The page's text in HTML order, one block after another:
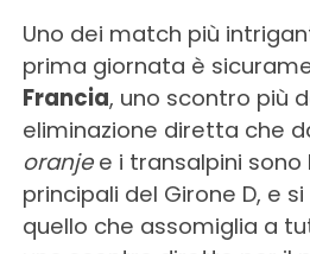
Uno dei match più
prima giornata è
Francia, uno scontro più
eliminazione diretta che
oranjee i transalpini sono
principali del Girone D, e
quello che assomiglia a